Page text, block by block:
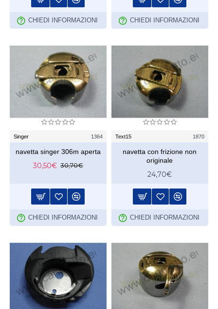
CHIEDI INFORMAZIONI CHIEDI INFORMAZIONI
Singer 1364
navetta singer 306m aperta
30,50€ 30,70€
CHIEDI INFORMAZIONI
Text15 1870
navetta con frizione non
originale
24,70€
CHIEDI INFORMAZIONI